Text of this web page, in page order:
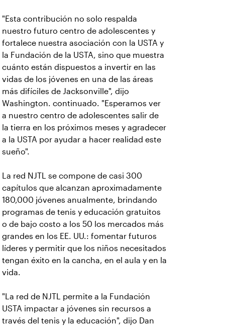
"Esta contribución no solo respalda
nuestro futuro centro de adolescentes y
fortalece nuestra asociación con la USTA y
la Fundación de la USTA, sino que muestra
cuánto están dispuestos a invertir en las
vidas de los jóvenes en una de las áreas
más difíciles de Jacksonville", dijo
Washington. continuado. "Esperamos ver
a nuestro centro de adolescentes salir de
la tierra en los próximos meses y agradecer
a la USTA por ayudar a hacer realidad este
sueño".
La red NJTL se compone de casi 300
capítulos que alcanzan aproximadamente
180,000 jóvenes anualmente, brindando
programas de tenis y educación gratuitos
o de bajo costo a los 50 los mercados más
grandes en los EE. UU.: fomentar futuros
líderes y permitir que los niños necesitados
tengan éxito en la cancha, en el aula y en la
vida.
"La red de NJTL permite a la Fundación
USTA impactar a jóvenes sin recursos a
través del tenis y la educación", dijo Dan